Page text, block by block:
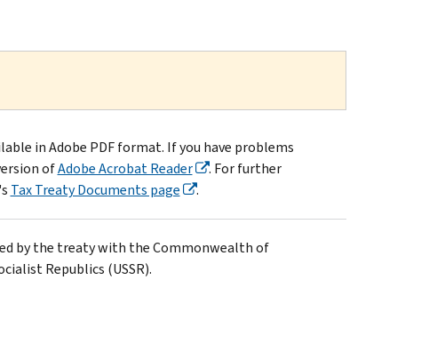
in Adobe PDF format. If you have problems
ofAdobe Acrobat Reader
. For further
Tax Treaty Documents page .
by the treaty with the Commonwealth of
Republics (USSR).